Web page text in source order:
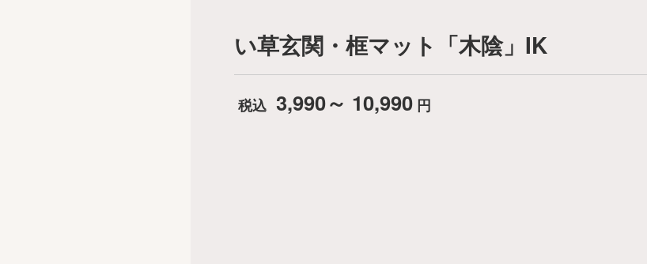
い草玄関・框マット「木陰」IK
税込 3,990～ 10,990 円